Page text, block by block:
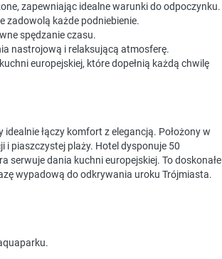
zapewniając idealne warunki do odpoczynku.
zadowolą każde podniebienie.
spędzanie czasu.
nastrojową i relaksującą atmosferę.
europejskiej, które dopełnią każdą chwilę
łączy komfort z elegancją. Położony w
i piaszczystej plaży. Hotel dysponuje 50
serwuje dania kuchni europejskiej. To doskonałe
wypadową do odkrywania uroku Trójmiasta.